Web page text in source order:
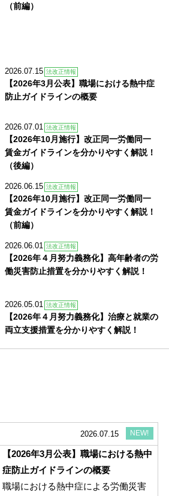
（前編）
2026.07.15 法改正情報
【2026年3月公表】職場における熱中症
防止ガイドラインの概要
2026.07.01 法改正情報
【2026年10月施行】改正同一労働同一
賃金ガイドラインを分かりやすく解説！
（後編）
2026.06.15 法改正情報
【2026年10月施行】改正同一労働同一
賃金ガイドラインを分かりやすく解説！
（前編）
2026.06.01 法改正情報
【2026年４月努力義務化】高年齢者の労
働災害防止措置を分かりやすく解説！
2026.05.01 法改正情報
【2026年４月努力義務化】治療と就業の
両立支援措置を分かりやすく解説！
NEW!
2026.07.15
【2026年3月公表】職場における熱中
症防止ガイドラインの概要
職場における熱中症による労働災害